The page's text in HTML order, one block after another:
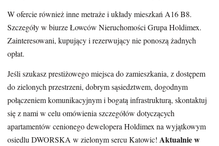
W ofercie również inne metraże i układy mieszkań A16 B8.
Szczegóły w biurze Łowców Nieruchomości Grupa Holdimex.
Zainteresowani, kupujący i rezerwujący nie ponoszą żadnych
opłat.
Jeśli szukasz prestiżowego miejsca do zamieszkania, z dostępem
do zielonych przestrzeni, dobrym sąsiedztwem, dogodnym
połączeniem komunikacyjnym i bogatą infrastrukturą, skontaktuj
się z nami w celu omówienia szczegółów dotyczących
apartamentów cenionego dewelopera Holdimex na wyjątkowym
osiedlu DWORSKA w zielonym sercu Katowic! Aktualnie w